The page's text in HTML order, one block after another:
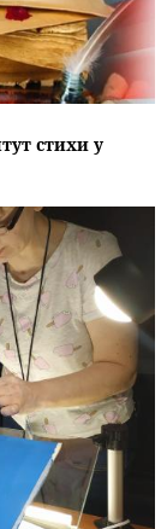
стихи у